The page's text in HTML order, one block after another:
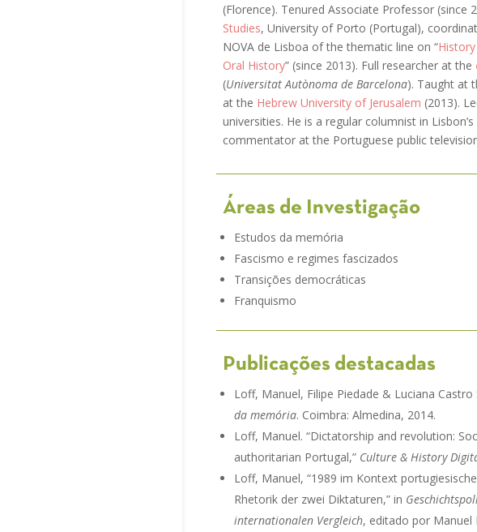
(Florence). Tenured Associate Professor (since
Studies, University of Porto (Portugal),
NOVA de Lisboa of the thematic line on “
Oral History” (since 2013). Full researcher at the
(Universitat Autònoma de Barcelona). Taught at
at the Hebrew University of Jerusalem (2013).
universities. He is a regular columnist in
commentator at the Portuguese public
Áreas de Investigação
Estudos da memória
Fascismo e regimes fascizados
Transições democráticas
Franquismo
Publicações destacadas
Loff, Manuel, Filipe Piedade & Luciana Castro
da memória. Coimbra: Almedina, 2014.
Loff, Manuel. “Dictatorship and revolution:
authoritarian Portugal,” Culture & History
Loff, Manuel, “1989 im Kontext
Rhetorik der zwei Diktaturen,” in
internationalen Vergleich, editado por Manuel